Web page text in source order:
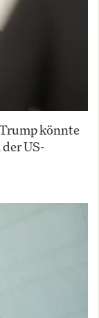
könnte
US-